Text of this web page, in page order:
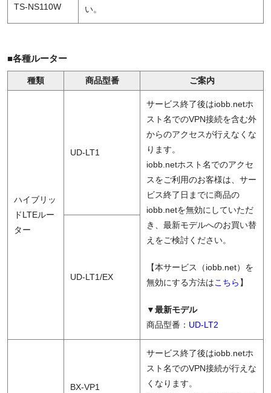
い。
TS-NS110W
■各種ルーター
種類 商品型番 ご案内
ハイブリッ
ドLTEルー
ター
UD-LT1
サービス終了後はiobb.netホ
スト名でのVPN接続を含む外
からのアクセスが行えなくな
ります。
iobb.netホスト名でのアクセ
スをご利用のお客様は、サー
ビス終了日までに商品の
iobb.netを無効にしていただ
き、最新モデルへのお買い替
えをご検討ください。
【本サービス（iobb.net）を
無効にする方法は こちら 】
▼最新モデル
商品型番： UD-LT2
UD-LT1/EX
BX-VP1
サービス終了後はiobb.netホ
スト名でのVPN接続が行えな
くなります。